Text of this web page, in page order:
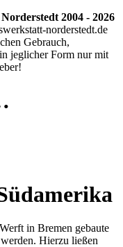
2004 - 2026
norderstedt.de
Gebrauch,
jeglicher Form nur mit
in Bremen gebaute
Hierzu ließen